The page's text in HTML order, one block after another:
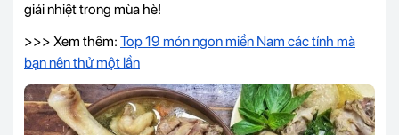
giải nhiệt trong mùa hè!
>>> Xem thêm: Top 19 món ngon miền Nam các tỉnh mà
bạn nên thử một lần